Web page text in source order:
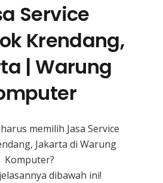
Service
Krendang,
| Warung
memilih Jasa Service
Jakarta di Warung
Komputer?
dibawah ini!